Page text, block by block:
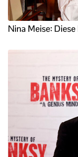
Nina Meise: